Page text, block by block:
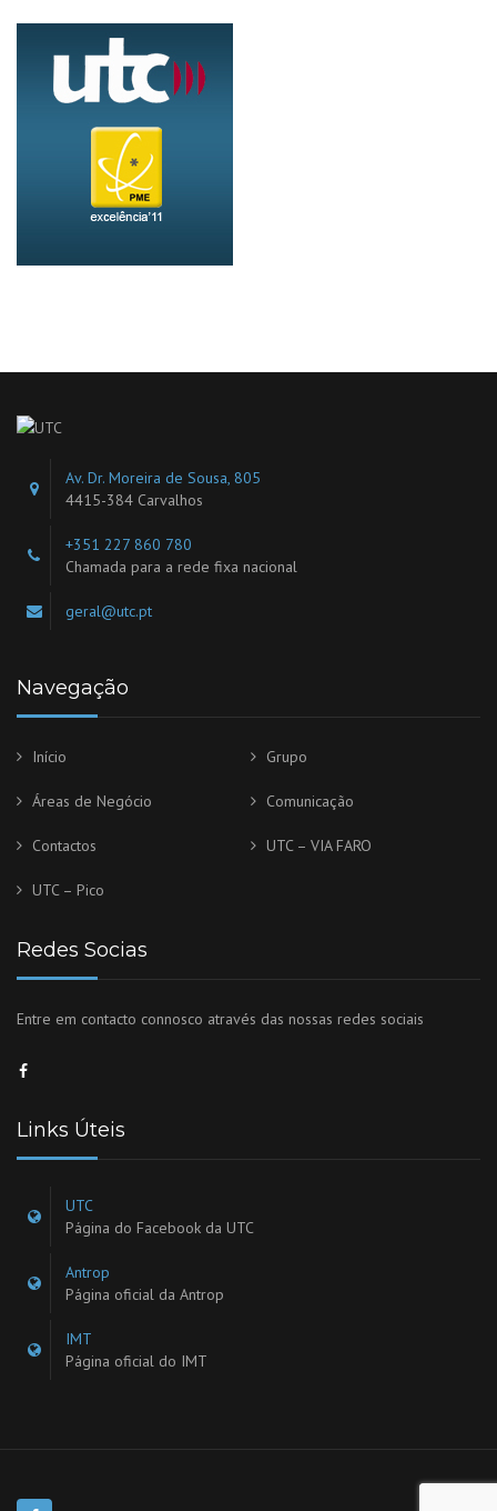
Av. Dr. Moreira de Sousa, 805
4415-384 Carvalhos
+351 227 860 780
Chamada para a rede fixa nacional
geral@utc.pt
Navegação
Início Grupo
Áreas de Negócio Comunicação
Contactos UTC – VIA FARO
UTC – Pico
Redes Socias
Entre em contacto connosco através das nossas redes sociais
Links Úteis
UTC
Página do Facebook da UTC
Antrop
Página oficial da Antrop
IMT
Página oficial do IMT